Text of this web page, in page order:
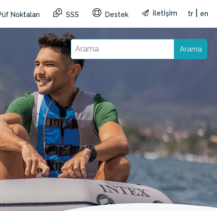
Noktaları SSS Destek İletİşİm tr en
Arama